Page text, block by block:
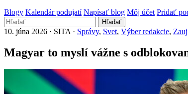
Blogy Kalendár podujatí Napísať blog Môj účet Pridať
Hľadať
10. júna 2026 · SITA · Správy, Svet, Výber redakcie,
Magyar to myslí vážne s